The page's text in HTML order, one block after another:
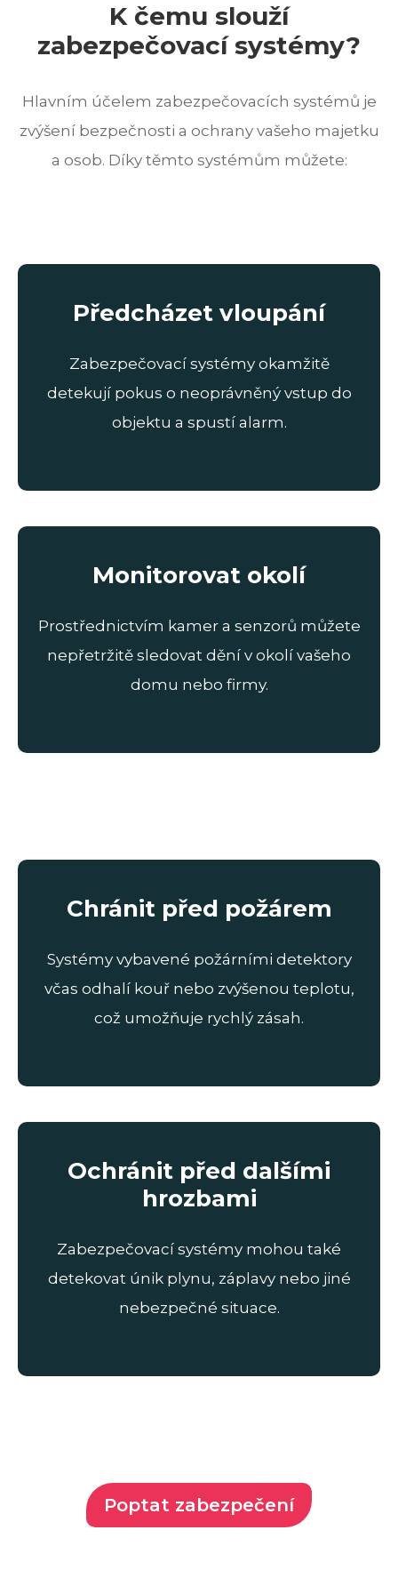
K čemu slouží
zabezpečovací systémy?
Hlavním účelem zabezpečovacích systémů je
zvýšení bezpečnosti a ochrany vašeho majetku
a osob. Díky těmto systémům můžete:
Předcházet vloupání
Zabezpečovací systémy okamžitě
detekují pokus o neoprávněný vstup do
objektu a spustí alarm.
Monitorovat okolí
Prostřednictvím kamer a senzorů můžete
nepřetržitě sledovat dění v okolí vašeho
domu nebo firmy.
Chránit před požárem
Systémy vybavené požárními detektory
včas odhalí kouř nebo zvýšenou teplotu,
což umožňuje rychlý zásah.
Ochránit před dalšími
hrozbami
Zabezpečovací systémy mohou také
detekovat únik plynu, záplavy nebo jiné
nebezpečné situace.
Poptat zabezpečení